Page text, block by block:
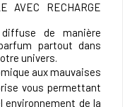
AVEC RECHARGE
de manière
partout dans
univers.
aux mauvaises
vous permettant
environnement de la